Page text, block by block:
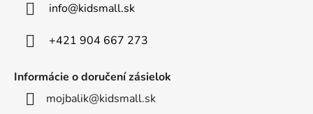
info@kidsmall.sk
+421 904 667 273
Informácie o doručení zásielok
mojbalik@kidsmall.sk